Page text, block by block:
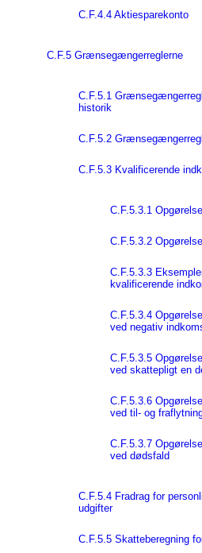
C.F.4.4 Aktiesparekonto
C.F.5 Grænsegængerreglerne
C.F.5.1
historik
C.F.5.2
C.F.5.3 Kvalificerende
C.F.5.3.1
C.F.5.3.2
C.F.5.3.3
kvalificerende
C.F.5.3.4
ved negativ
C.F.5.3.5
ved skattepligt en
C.F.5.3.6
ved til- og
C.F.5.3.7
ved dødsfald
C.F.5.4 Fradrag for
udgifter
C.F.5.5 Skatteberegning